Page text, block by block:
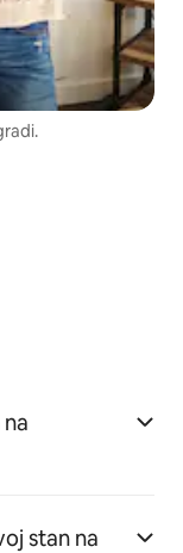
stan na